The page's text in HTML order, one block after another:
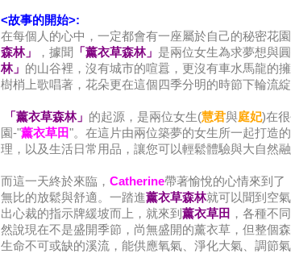
<故事的開始>:
在每個人的心中，一定都會有一座屬於自己的秘密花
森林」
，據聞 「薰衣草森林」 是兩位女生為求夢想與
林」 的山谷裡，沒有城市的喧囂，更沒有車水馬龍的
樹梢上歌唱著，花朵更在這個四季分明的時節下輪流綻
「薰衣草森林」 的起源，是兩位女生(慧君與庭妃)在
園-"薰衣草田"。在這片由兩位築夢的女生所一起打造的
理，以及生活日常用品，讓您可以輕鬆體驗與大自然融
而這一天終於來臨， Catherine帶著愉悅的心情來到了
無比的放鬆與舒適。一踏進薰衣草森林就可以聞到空
出心裁的指示牌緩坡而上，就來到 薰衣草田 ，各種不
然說現在不是盛開季節，尚無盛開的薰衣草，但整個
生命不可或缺的溪流，能供應氧氣、淨化大氣、調節